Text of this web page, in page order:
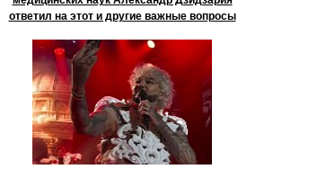
ответил на этот и другие важные вопросы